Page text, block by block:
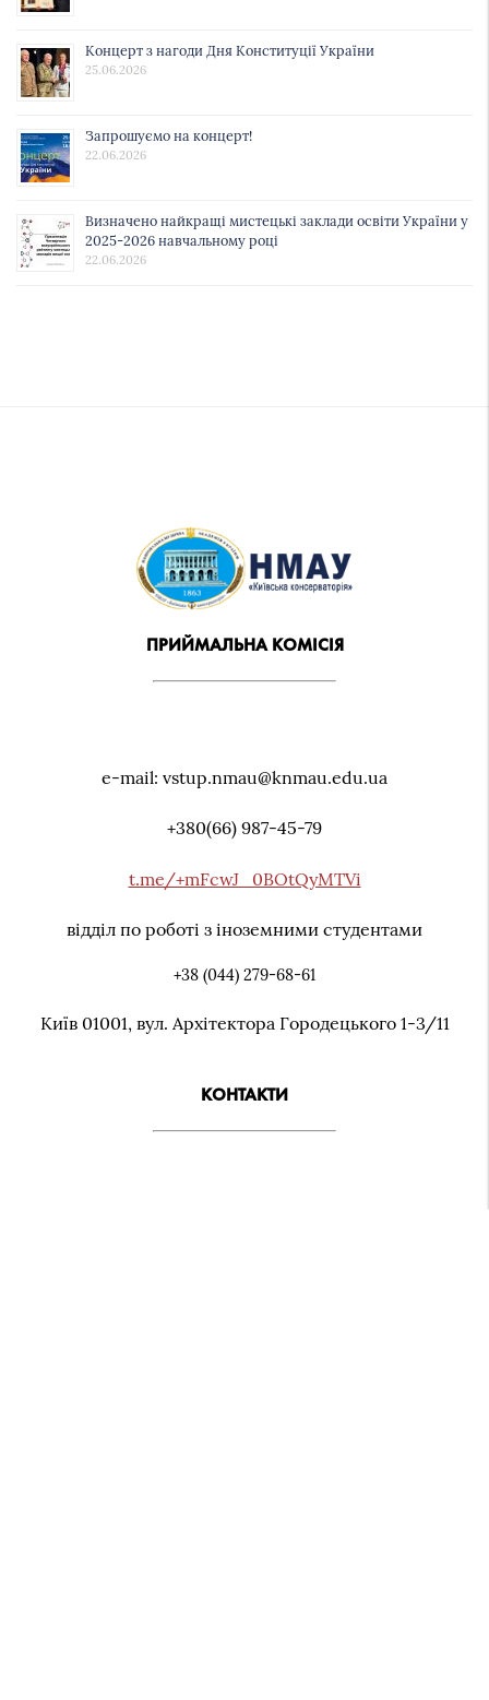
Концерт з нагоди Дня Конституції України
25.06.2026
Запрошуємо на концерт!
22.06.2026
Визначено найкращі мистецькі заклади освіти України у
2025-2026 навчальному році
22.06.2026
ПРИЙМАЛЬНА КОМІСІЯ
e-mail: vstup.nmau@knmau.edu.ua
+380(66) 987-45-79
t.me/+mFcwJ_0BOtQyMTVi
відділ по роботі з іноземними студентами
+38 (044) 279-68-61
Київ 01001, вул. Архiтектора Городецького 1-3/11
КОНТАКТИ